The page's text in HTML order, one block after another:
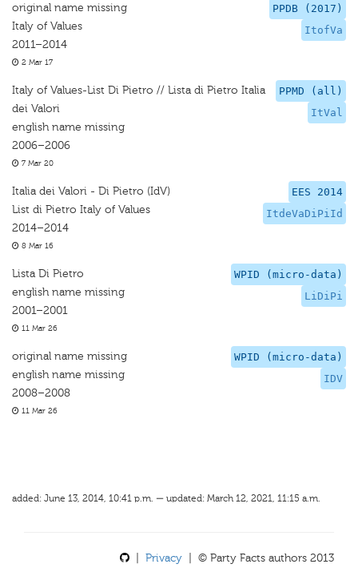
PPDB (2017)
ItofVa
original name missing
Italy of Values
2011–2014
2 Mar 17
PPMD (all)
ItVal
Italy of Values-List Di Pietro // Lista di Pietro Italia
dei Valori
english name missing
2006–2006
7 Mar 20
EES 2014
ItdeVaDiPiId
Italia dei Valori - Di Pietro (IdV)
List di Pietro Italy of Values
2014–2014
8 Mar 16
WPID (micro-data)
LiDiPi
Lista Di Pietro
english name missing
2001–2001
11 Mar 26
WPID (micro-data)
IDV
original name missing
english name missing
2008–2008
11 Mar 26
added: June 13, 2014, 10:41 p.m. — updated: March 12, 2021, 11:15 a.m.
Privacy | © Party Facts authors 2013